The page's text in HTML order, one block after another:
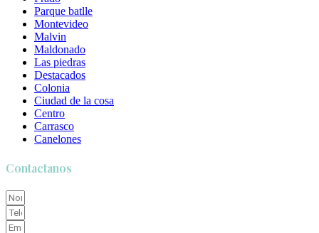
Parque batlle
Montevideo
Malvin
Maldonado
Las piedras
Destacados
Colonia
Ciudad de la cosa
Centro
Carrasco
Canelones
Contactanos